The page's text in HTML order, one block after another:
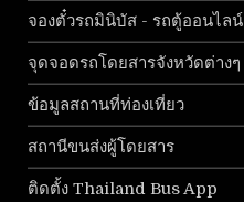
จองตั๋วรถมินิบัส - รถตู้ออนไลน์
จุดจอดรถโดยสารจังหวัดต่างๆ
ข้อมูลสถานที่ท่องเที่ยว
สถานีขนส่งผู้โดยสาร
ติดตั้ง Thailand Bus App